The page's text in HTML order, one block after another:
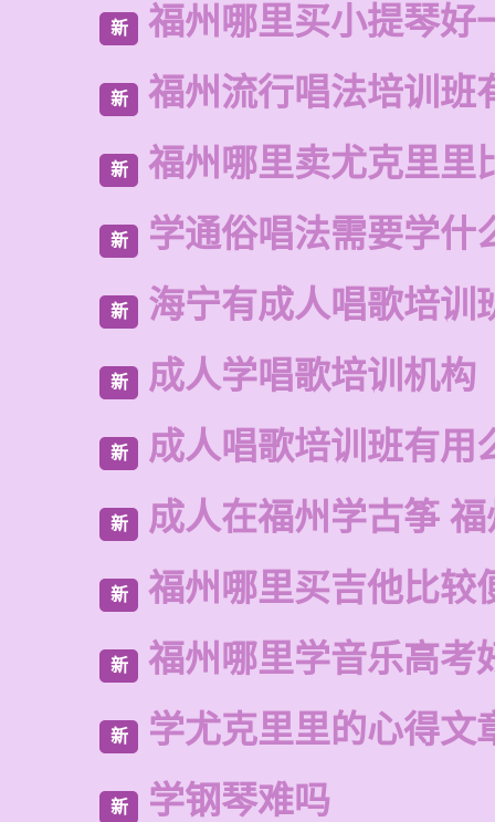
新 福州哪里买小提琴好
新 福州流行唱法培训班
新 福州哪里卖尤克里里
新 学通俗唱法需要学什
新 海宁有成人唱歌培训
新 成人学唱歌培训机构
新 成人唱歌培训班有用
新 成人在福州学古筝
新 福州哪里买吉他比较
新 福州哪里学音乐高考
新 学尤克里里的心得文
新 学钢琴难吗